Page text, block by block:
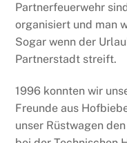
Partnerfeuerwehr
organisiert und man
Sogar wenn der
Partnerstadt streift.
1996 konnten wir
Freunde aus
unser Rüstwagen